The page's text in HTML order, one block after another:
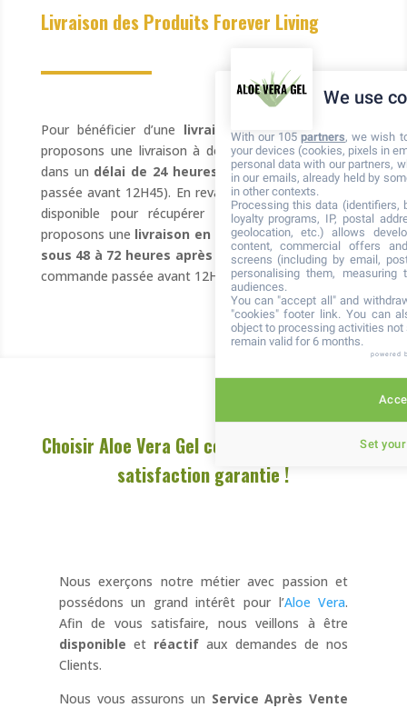
Livraison des Produits Forever Living
Pour bénéficier d’une livraison rapide, nous vous
proposons une livraison à domicile avec Chronopost
dans un délai de 24 heures
(pour toute commande
passée avant 12H45). En revanche, si vous n’êtes pas
disponible pour récupérer votre colis, nous vous
proposons une livraison en relais colis Chronopost
sous 48 à 72 heures après l’expédition(pour toute
commande passée avant 12H45).
Choisir Aloe Vera Gel comme Distributeur :
satisfaction garantie !
Nous exerçons notre métier avec passion et
possédons un grand intérêt pour l’Aloe Vera.
Afin de vous satisfaire, nous veillons à être
disponible et réactifaux demandes de nos
Clients.
Nous vous assurons un Service Après Vente
We use
With our 105partners, we wish
your devices (cookies, pixels in
personal data with our partners,
in our emails, already held by
in other contexts.
Processing this data (identifiers,
loyalty programs, IP, postal
geolocation, etc.) allows
content, commercial offers
screens (including by email,
personalising them, measuring
audiences.
You can "accept all" and
"cookies" footer link. You can
object to processing activities
remain valid for 6 months.
powered
Set